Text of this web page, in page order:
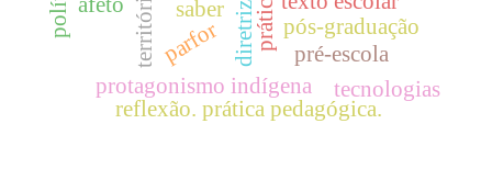
território pós-graduação
protagonismo indígena
saber
parfor pré-escola
reflexão. prática pedagógica.
tecnologias